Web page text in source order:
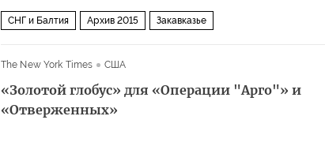
СНГ и Балтия Архив 2015 Закавказье
The New York Times США
«Золотой глобус» для «Операции "Арго"» и
«Отверженных»